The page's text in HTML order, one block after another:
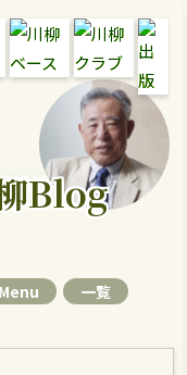
Blog
Blog
Menu 一覧